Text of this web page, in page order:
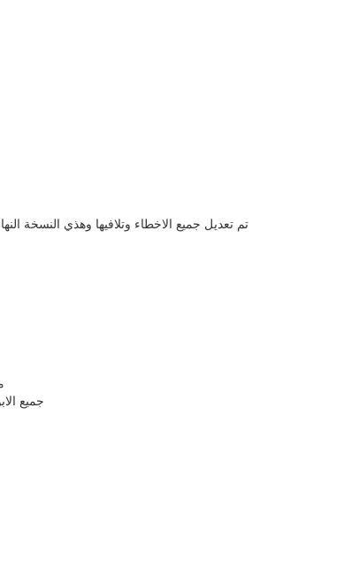
تم تعديل جميع الاخطاء وتلافيها وهذي النسخة
- جميع